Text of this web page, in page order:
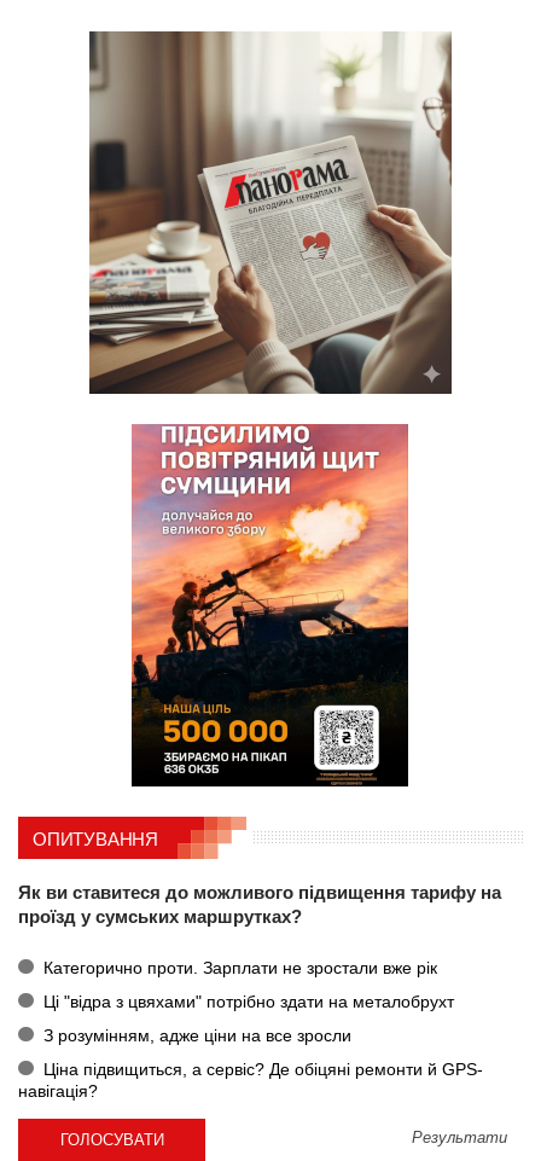
ОПИТУВАННЯ
Як ви ставитеся до можливого підвищення тарифу на
проїзд у сумських маршрутках?
Категорично проти. Зарплати не зростали вже рік
Ці "відра з цвяхами" потрібно здати на металобрухт
З розумінням, адже ціни на все зросли
Ціна підвищиться, а сервіс? Де обіцяні ремонти й GPS-
навігація?
Результати